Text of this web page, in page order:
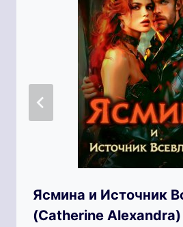
Ясмина и Источник
(Catherine Alexandra)